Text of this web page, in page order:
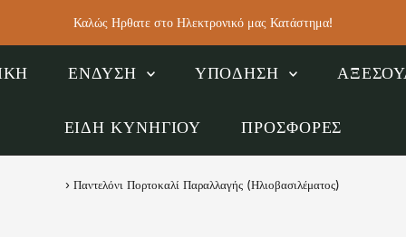
Καλώς Ηρθατε στο Ηλεκτρονικό μας Κατάστημα!
ΕΝΔΥΣΗ ΥΠΟΔΗΣΗ
ΕΙΔΗ ΚΥΝΗΓΙΟΥ ΠΡΟΣΦΟΡΕΣ
› Παντελόνι Πορτοκαλί Παραλλαγής (Ηλιοβασιλέματος)